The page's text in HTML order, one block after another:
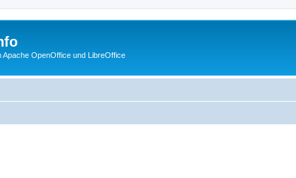
OpenOffice und LibreOffice